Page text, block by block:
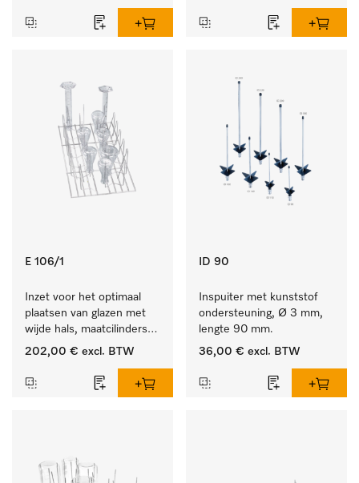
E 106/1
Inzet voor het optimaal
plaatsen van glazen met
wijde hals, maatcilinders
enz.
202,00 € excl. BTW
ID 90
Inspuiter met kunststof
ondersteuning, Ø 3 mm,
lengte 90 mm.
36,00 € excl. BTW